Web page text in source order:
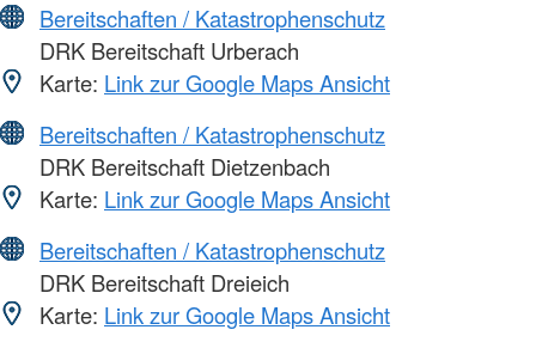
Bereitschaften / Katastrophenschutz
DRK Bereitschaft Urberach
Karte: Link zur Google Maps Ansicht
Bereitschaften / Katastrophenschutz
DRK Bereitschaft Dietzenbach
Karte: Link zur Google Maps Ansicht
Bereitschaften / Katastrophenschutz
DRK Bereitschaft Dreieich
Karte: Link zur Google Maps Ansicht